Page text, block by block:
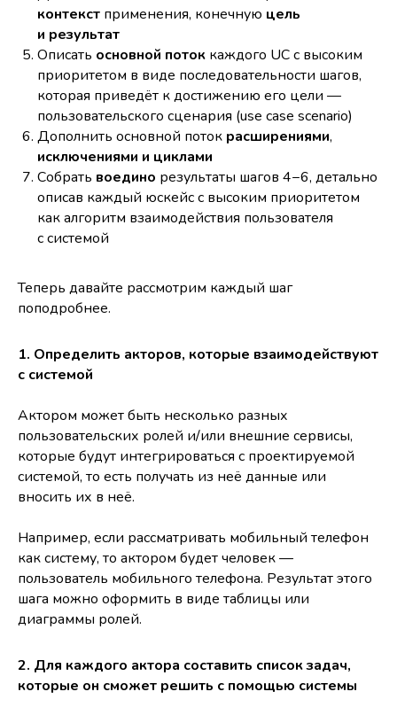
контекст применения, конечную цель
и результат
Описать основной поток каждого UC с высоким
приоритетом в виде последовательности шагов,
которая приведёт к достижению его цели —
пользовательского сценария (use case scenario)
Дополнить основной поток расширениями,
исключениями и циклами
Собрать воедино результаты шагов 4−6, детально
описав каждый юскейс с высоким приоритетом
как алгоритм взаимодействия пользователя
с системой
Теперь давайте рассмотрим каждый шаг
поподробнее.
1. Определить акторов, которые взаимодействуют
с системой
Актором может быть несколько разных
пользовательских ролей и/или внешние сервисы,
которые будут интегрироваться с проектируемой
системой, то есть получать из неё данные или
вносить их в неё.
Например, если рассматривать мобильный телефон
как систему, то актором будет человек —
пользователь мобильного телефона. Результат этого
шага можно оформить в виде таблицы или
диаграммы ролей.
2. Для каждого актора составить список задач,
которые он сможет решить с помощью системы